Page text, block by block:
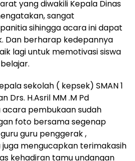
yang diwakili Kepala Dinas
sangat
sihingga acara ini dapat
Dan berharap kedepannya
lagi untuk memotivasi siswa
sekolah ( kepsek) SMAN 1
Drs. H.Asril MM .M Pd
pembukaan sudah
foto bersama segenap
guru penggerak ,
mengucapkan terimakasih
kehadiran tamu undangan